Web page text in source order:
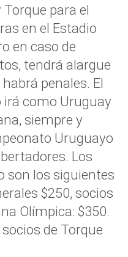
para el
en el Estadio
en caso de
tendrá alargue
penales. El
como Uruguay
siempre y
Uruguayo
Los
son los siguientes
$250, socios
Olímpica: $350.
de Torque